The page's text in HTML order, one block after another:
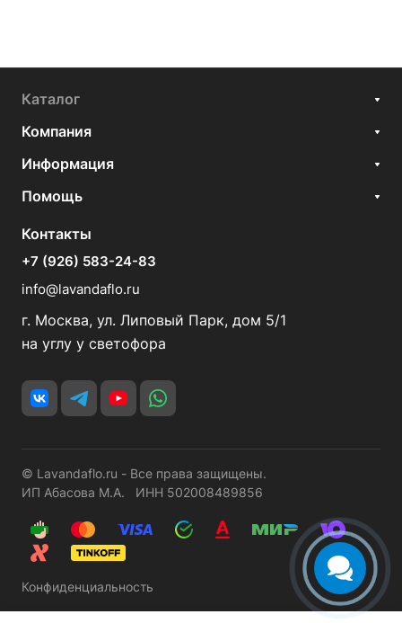
Каталог
Компания
Информация
Помощь
Контакты
+7 (926) 583-24-83
info@lavandaflo.ru
г. Москва, ул. Липовый Парк, дом 5/1
на углу у светофора
© Lavandaflo.ru - Все права защищены.
ИП Абасова М.А. ИНН 502008489856
Конфиденциальность